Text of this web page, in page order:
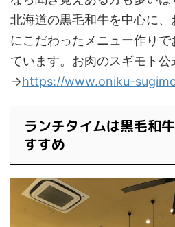
北海道の黒毛和牛を中心に、
にこだわったメニュー作り
ています。お肉のスギモト
→https://www.oniku-
ランチタイムは黒毛和
すすめ